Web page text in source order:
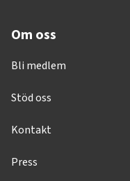
Om oss
Bli medlem
Stöd oss
Kontakt
Press